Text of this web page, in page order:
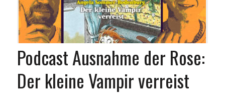
Podcast Ausnahme der Rose:
Der kleine Vampir verreist